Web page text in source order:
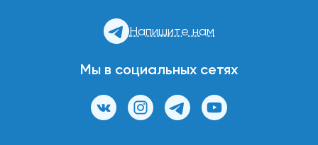
Напишите нам
Мы в социальных сетях